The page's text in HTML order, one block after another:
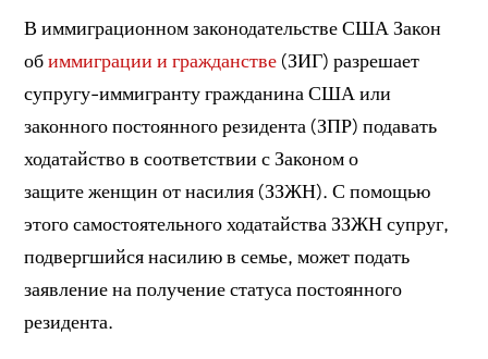
В иммиграционном законодательстве США Закон
обиммиграции и гражданстве (ЗИГ) разрешает
супругу-иммигранту гражданина США или
законного постоянного резидента (ЗПР) подавать
ходатайство в соответствии с Законом о
защите женщин от насилия (ЗЗЖН). С помощью
этого самостоятельного ходатайства ЗЗЖН супруг,
подвергшийся насилию в семье, может подать
заявление на получение статуса постоянного
резидента.